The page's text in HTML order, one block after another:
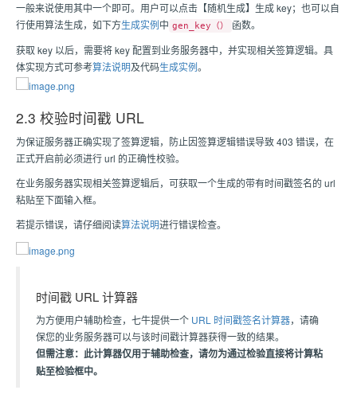
一般来说使用其中一个即可。用户可以点击【随机生成】生成 key；也可以自
行使用算法生成，如下方生成实例中 gen_key（）
函数。
获取 key 以后，需要将 key 配置到业务服务器中，并实现相关签算逻辑。具
体实现方式可参考算法说明及代码生成实例。
2.3 校验时间戳 URL
为保证服务器正确实现了签算逻辑，防止因签算逻辑错误导致 403 错误，在
正式开启前必须进行 url 的正确性校验。
在业务服务器实现相关签算逻辑后，可获取一个生成的带有时间戳签名的 url
粘贴至下面输入框。
若提示错误，请仔细阅读算法说明进行错误检查。
时间戳 URL 计算器
为方便用户辅助检查，七牛提供一个 URL 时间戳签名计算器，请确
保您的业务服务器可以与该时间戳计算器获得一致的结果。
但需注意：此计算器仅用于辅助检查，请勿为通过检验直接将计算粘
贴至检验框中。